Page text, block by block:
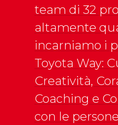
team di 32
altamente
incarniamo i
Toyota Way:
Creatività,
Coaching e
con le